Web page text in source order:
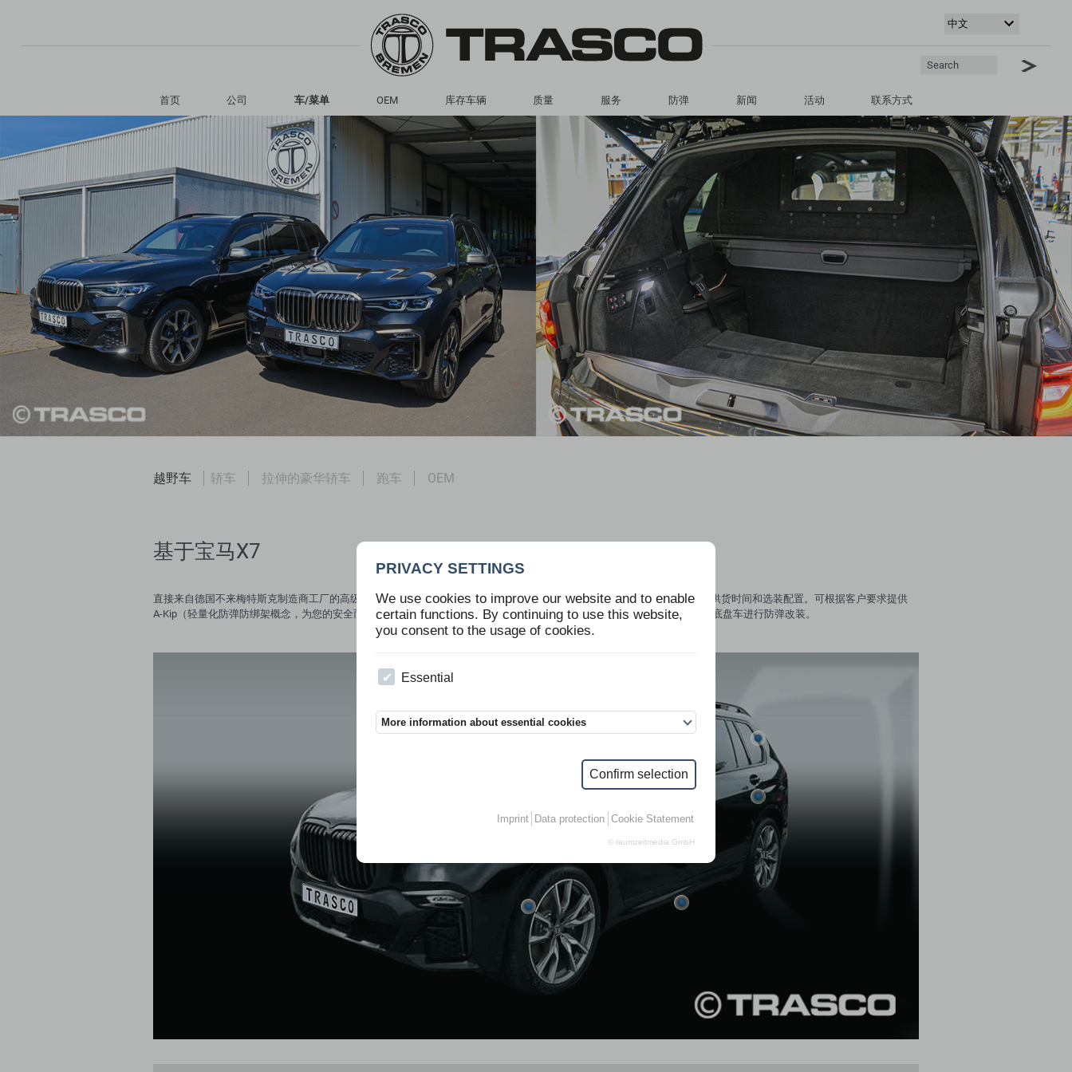
PRIVACY SETTINGS
We use cookies to improve our website and to enable
certain functions. By continuing to use this website,
you consent to the usage of cookies.
Essential
More information about essential cookies
Confirm selection
Imprint Data protection Cookie Statement
© raumzeitmedia GmbH
Skip
navigation
首页 公司 车/菜单 OEM 库存车辆 质量 服务 防弹 新闻 活动 联系方式
Skip
navigation
越野车 轿车 拉伸的豪华轿车 跑车 OEM
基于宝马X7
直接来自德国不来梅特斯克制造商工厂的高级防弹车。基于 BMW X7。防弹等级 6
A-Kip（轻量化防弹防绑架概念，为您的安全而开发）。
改装时间约为 2-4 个月，取决于底盘车供货时间和选装配置。可根据客户要求提供
多种选装和设备。也可以为客户提供的底盘车进行防弹改装。